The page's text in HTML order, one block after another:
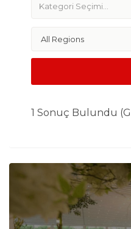
All Regions
1 Sonuç Bulundu